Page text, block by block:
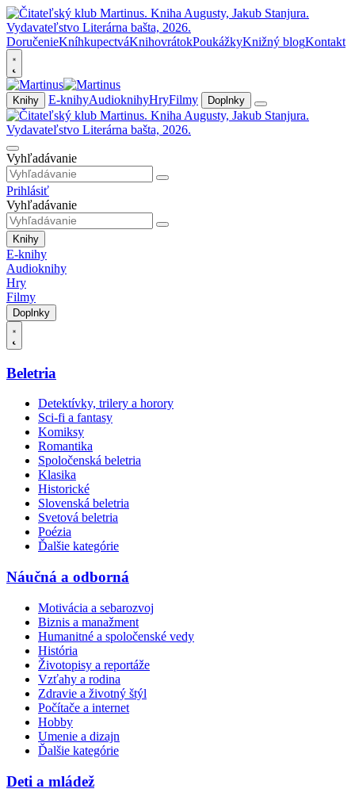
DoručenieKníhkupectváKnihovrátokPoukážkyKnižný blogKontakt
Knihy E-knihyAudioknihyHryFilmy Doplnky
Vyhľadávanie
Prihlásiť
Vyhľadávanie
Knihy
E-knihy
Audioknihy
Hry
Filmy
Doplnky
Beletria
Detektívky, trilery a horory
Sci-fi a fantasy
Komiksy
Romantika
Spoločenská beletria
Klasika
Historické
Slovenská beletria
Svetová beletria
Poézia
Ďalšie kategórie
Náučná a odborná
Motivácia a sebarozvoj
Biznis a manažment
Humanitné a spoločenské vedy
História
Životopisy a reportáže
Vzťahy a rodina
Zdravie a životný štýl
Počítače a internet
Hobby
Umenie a dizajn
Ďalšie kategórie
Deti a mládež